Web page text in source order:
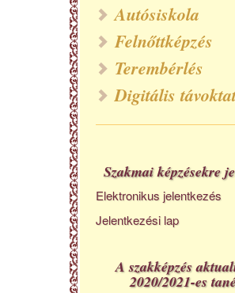
Autósiskola
Felnőttképzés
Terembérlés
Digitális
Szakmai képzésekre
Elektronikus jelentkezés
Jelentkezési lap
A szakképzés
2020/2021-es